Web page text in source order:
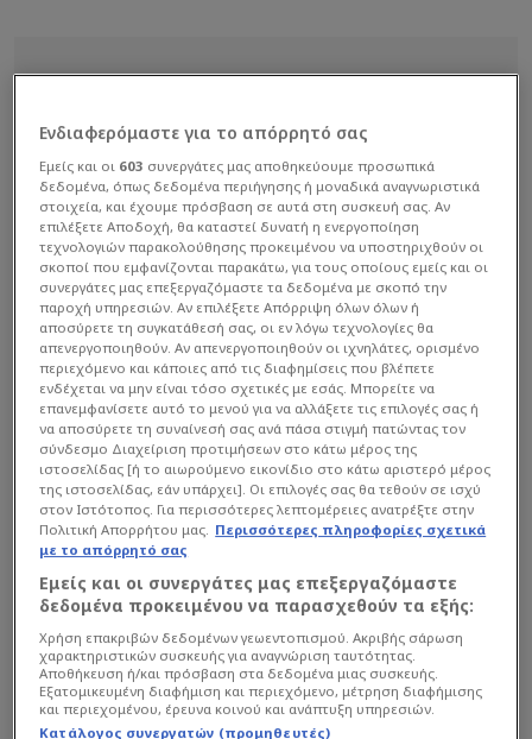
Ενδιαφερόμαστε για το απόρρητό σας
Εμείς και οι 603 συνεργάτες μας αποθηκεύουμε προσωπικά
δεδομένα, όπως δεδομένα περιήγησης ή μοναδικά αναγνωριστικά
στοιχεία, και έχουμε πρόσβαση σε αυτά στη συσκευή σας. Αν
επιλέξετε Αποδοχή, θα καταστεί δυνατή η ενεργοποίηση
τεχνολογιών παρακολούθησης προκειμένου να υποστηριχθούν οι
σκοποί που εμφανίζονται παρακάτω, για τους οποίους εμείς και οι
συνεργάτες μας επεξεργαζόμαστε τα δεδομένα με σκοπό την
παροχή υπηρεσιών. Αν επιλέξετε Απόρριψη όλων όλων ή
αποσύρετε τη συγκατάθεσή σας, οι εν λόγω τεχνολογίες θα
απενεργοποιηθούν. Αν απενεργοποιηθούν οι ιχνηλάτες, ορισμένο
περιεχόμενο και κάποιες από τις διαφημίσεις που βλέπετε
ενδέχεται να μην είναι τόσο σχετικές με εσάς. Μπορείτε να
επανεμφανίσετε αυτό το μενού για να αλλάξετε τις επιλογές σας ή
να αποσύρετε τη συναίνεσή σας ανά πάσα στιγμή πατώντας τον
σύνδεσμο Διαχείριση προτιμήσεων στο κάτω μέρος της
ιστοσελίδας [ή το αιωρούμενο εικονίδιο στο κάτω αριστερό μέρος
της ιστοσελίδας, εάν υπάρχει]. Οι επιλογές σας θα τεθούν σε ισχύ
στον Ιστότοπος. Για περισσότερες λεπτομέρειες ανατρέξτε στην
Πολιτική Απορρήτου μας. Περισσότερες πληροφορίες σχετικά
με το απόρρητό σας
Εμείς και οι συνεργάτες μας επεξεργαζόμαστε
δεδομένα προκειμένου να παρασχεθούν τα εξής:
Χρήση επακριβών δεδομένων γεωεντοπισμού. Ακριβής σάρωση
χαρακτηριστικών συσκευής για αναγνώριση ταυτότητας.
Αποθήκευση ή/και πρόσβαση στα δεδομένα μιας συσκευής.
Εξατομικευμένη διαφήμιση και περιεχόμενο, μέτρηση διαφήμισης
και περιεχομένου, έρευνα κοινού και ανάπτυξη υπηρεσιών.
Κατάλογος συνεργατών (προμηθευτές)